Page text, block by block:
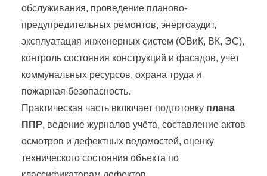
обслуживания, проведение планово-
предупредительных ремонтов, энергоаудит,
эксплуатация инженерных систем (ОВиК, ВК, ЭС),
контроль состояния конструкций и фасадов, учёт
коммунальных ресурсов, охрана труда и
пожарная безопасность.
Практическая часть включает подготовку плана
ППР, ведение журналов учёта, составление актов
осмотров и дефектных ведомостей, оценку
технического состояния объекта по